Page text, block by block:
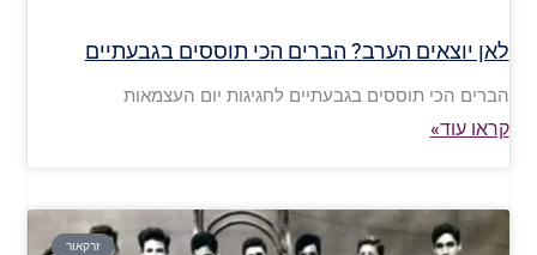
לאן יוצאים הערב? הברים הכי תוססים בגבעתיים
הברים הכי תוססים בגבעתיים לחגיגות יום העצמאות
קראו עוד»
זרקאור